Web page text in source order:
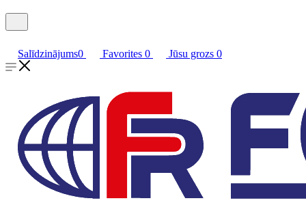
Salīdzinājums0 Favorites 0 Jūsu grozs 0